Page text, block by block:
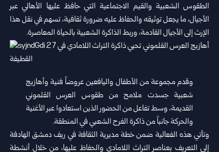
الطقوس الشعبية والقيم الاجتماعية التي حافظ عليها الأهالي عبر
الأجيال، ما يجعل توثيقه والحفاظ عليه ضرورة ثقافية، تسهم في نقل هذا
الإرث إلى الأجيال القادمة، وربط الذاكرة الشعبية بالحياة المعاصرة.
وقدم مجموعة من الأطفال واليافعين عروضاً فنية وأهازيج
شعبية جسدت ملامح من طقوس العرس القلموني
القديمة، وسط تفاعل من الحضور الذين استعادوا عبر الأغنية
والحركة جانباً من ذاكرة الفرح الشعبي في المنطقة.
وتأتي هذه الفعالية ضمن خطة مديرية الثقافة في ريف دمشق الهادفة
إلى التعريف بعناصر التراث اللامادي والحفاظ عليها، من خلال أنشطة